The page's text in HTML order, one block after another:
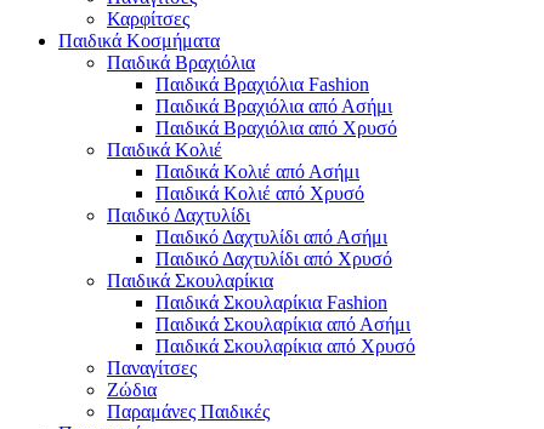
Καρφίτσες
Παιδικά Κοσμήματα
Παιδικά Βραχιόλια
Παιδικά Βραχιόλια Fashion
Παιδικά Βραχιόλια από Ασήμι
Παιδικά Βραχιόλια από Χρυσό
Παιδικά Κολιέ
Παιδικά Κολιέ από Ασήμι
Παιδικά Κολιέ από Χρυσό
Παιδικό Δαχτυλίδι
Παιδικό Δαχτυλίδι από Ασήμι
Παιδικό Δαχτυλίδι από Χρυσό
Παιδικά Σκουλαρίκια
Παιδικά Σκουλαρίκια Fashion
Παιδικά Σκουλαρίκια από Ασήμι
Παιδικά Σκουλαρίκια από Χρυσό
Παναγίτσες
Ζώδια
Παραμάνες Παιδικές